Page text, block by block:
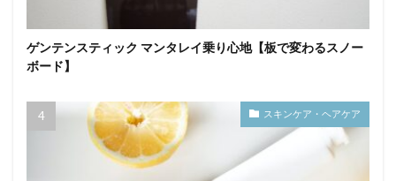
ゲンテンスティック マンタレイ乗り心地【板で変わるスノー
ボード】
スキンケア・ヘアケア